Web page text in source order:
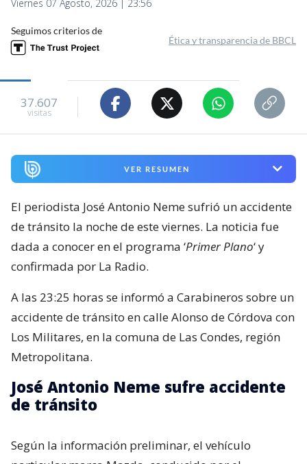
Viernes 07 Agosto, 2026 | 23:56
Seguimos criterios de
Ética y transparencia de BBCL
37.607
visitas
VER RESUMEN
El periodista José Antonio Neme sufrió un accidente
de tránsito la noche de este viernes. La noticia fue
dada a conocer en el programa ‘Primer Plano‘ y
confirmada por La Radio.
A las 23:25 horas se informó a Carabineros sobre un
accidente de tránsito en calle Alonso de Córdova con
Los Militares, en la comuna de Las Condes, región
Metropolitana.
José Antonio Neme sufre accidente
de tránsito
Según la información preliminar, el vehículo